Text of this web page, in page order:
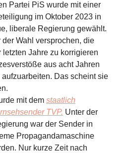
Partei PiS wurde mit einer
im Oktober 2023 in
liberale Regierung gewählt.
der Wahl versprochen, die
letzten Jahre zu korrigieren
aus acht Jahren
Das scheint sie
mit dem staatlich
TVP. Unter der
war der Sender in
Propagandamaschine
Nur kurze Zeit nach